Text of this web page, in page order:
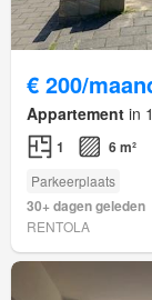
€ 200/
Appartement in
1 6 m²
Parkeerplaats
30+ dagen geleden
RENTOLA